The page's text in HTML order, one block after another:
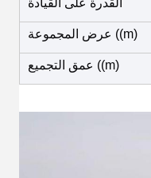
القدرة على القيادة
عرض المجموعة ((m)
عمق التجميع ((m)